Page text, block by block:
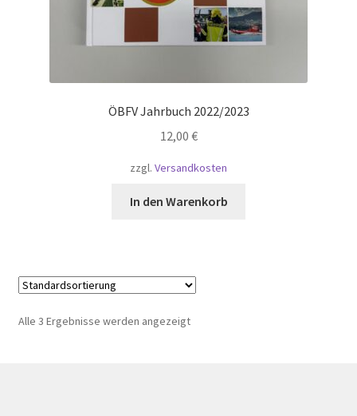
ÖBFV Jahrbuch 2022/2023
12,00 €
zzgl. Versandkosten
In den Warenkorb
Alle 3 Ergebnisse werden angezeigt